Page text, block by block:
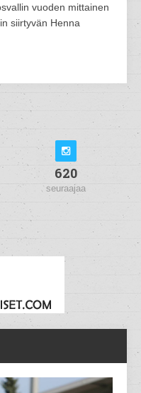
vuoden mittainen
siirtyvän Henna
620
seuraajaa